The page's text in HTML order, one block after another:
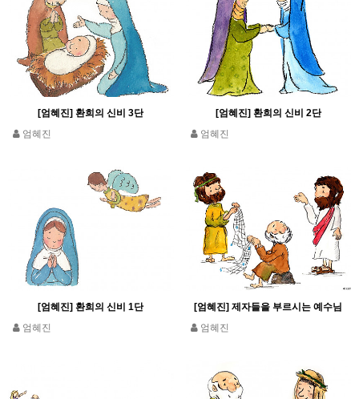
[엄혜진] 환희의 신비 3단
엄혜진
[엄혜진] 환희의 신비 2단
엄혜진
[엄혜진] 환희의 신비 1단
엄혜진
[엄혜진] 제자들을 부르시는 예수님
엄혜진